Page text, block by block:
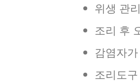
위생 관
조리 후
감염자
조리도